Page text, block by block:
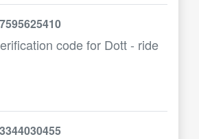
code for Dott - ride